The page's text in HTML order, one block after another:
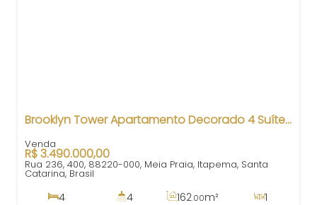
Brooklyn Tower Apartamento Decorado 4 Suítes em Meia Praia Itapema
R$3.490.000,00
Rua 236, 400, 88220-000, Meia Praia, Itapema, Santa
Catarina, Brasil
4 4 162.00m²
1